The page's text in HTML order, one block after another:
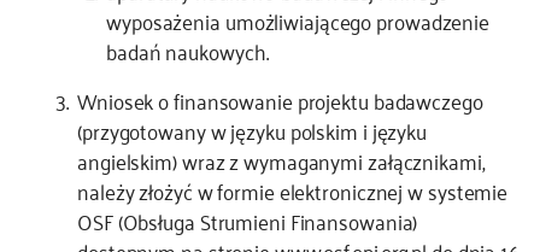
wyposażenia umożliwiającego prowadzenie
badań naukowych.
Wniosek o finansowanie projektu badawczego
(przygotowany w języku polskim i języku
angielskim) wraz z wymaganymi załącznikami,
należy złożyć w formie elektronicznej w systemie
OSF (Obsługa Strumieni Finansowania)